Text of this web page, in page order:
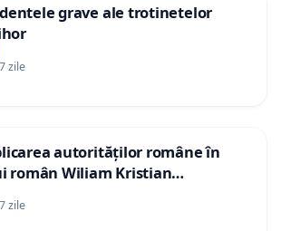
grave ale trotinetelor
zile
autorităților române în
român Wiliam Kristian
în plasament în Danemarca de
zile